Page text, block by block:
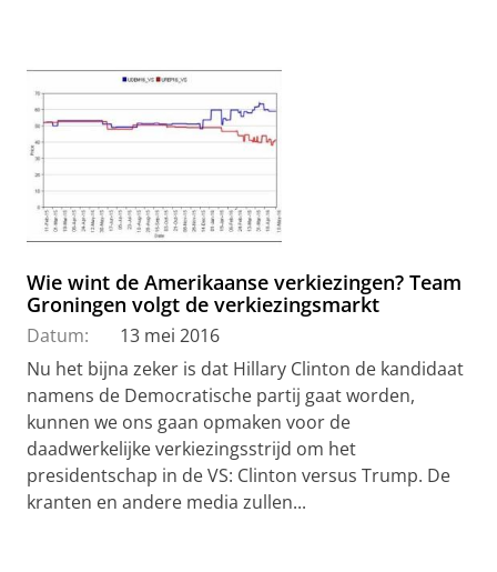
Wie wint de Amerikaanse verkiezingen? Team
Groningen volgt de verkiezingsmarkt
Datum:
13 mei 2016
Nu het bijna zeker is dat Hillary Clinton de kandidaat
namens de Democratische partij gaat worden,
kunnen we ons gaan opmaken voor de
daadwerkelijke verkiezingsstrijd om het
presidentschap in de VS: Clinton versus Trump. De
kranten en andere media zullen...